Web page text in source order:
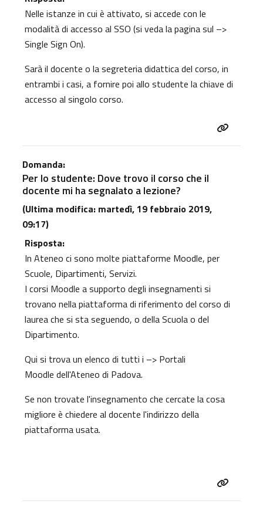
Nelle istanze in cui è attivato, si accede con le
modalità di accesso al SSO (si veda la pagina sul –>
Single Sign On).
Sarà il docente o la segreteria didattica del corso, in
entrambi i casi, a fornire poi allo studente la chiave di
accesso al singolo corso.
Domanda:
Per lo studente: Dove trovo il corso che il
docente mi ha segnalato a lezione?
(Ultima modifica: martedì, 19 febbraio 2019,
09:17)
Risposta:
In Ateneo ci sono molte piattaforme Moodle, per
Scuole, Dipartimenti, Servizi.
I corsi Moodle a supporto degli insegnamenti si
trovano nella piattaforma di riferimento del corso di
laurea che si sta seguendo, o della Scuola o del
Dipartimento.
Qui si trova un elenco di tutti i –> Portali
Moodle dell'Ateneo di Padova.
Se non trovate l'insegnamento che cercate la cosa
migliore è chiedere al docente l'indirizzo della
piattaforma usata.